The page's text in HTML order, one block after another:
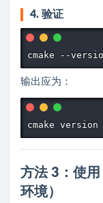
4. 验证
cmake --
输出应为：
cmake
方法 3：使用
环境）